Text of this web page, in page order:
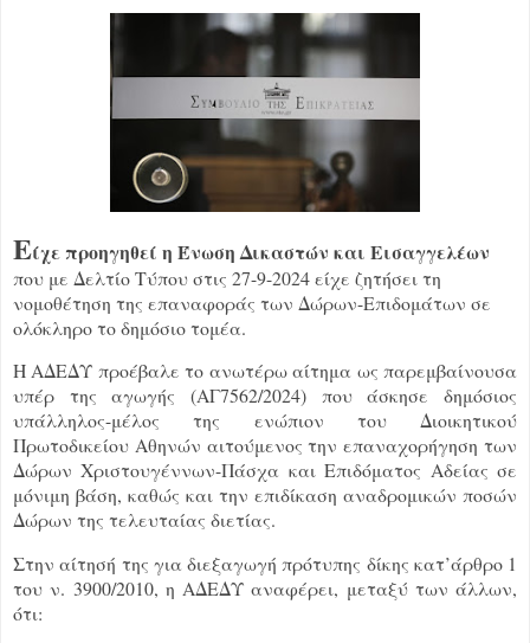
Είχε προηγηθεί η Ένωση Δικαστών και Εισαγγελέων
που με Δελτίο Τύπου στις 27-9-2024 είχε ζητήσει τη
νομοθέτηση της επαναφοράς των Δώρων-Επιδομάτων σε
ολόκληρο το δημόσιο τομέα.
Η ΑΔΕΔΥ προέβαλε το ανωτέρω αίτημα ως παρεμβαίνουσα
υπέρ της αγωγής (ΑΓ7562/2024) που άσκησε δημόσιος
υπάλληλος-μέλος της ενώπιον του Διοικητικού
Πρωτοδικείου Αθηνών αιτούμενος την επαναχορήγηση των
Δώρων Χριστουγέννων-Πάσχα και Επιδόματος Αδείας σε
μόνιμη βάση, καθώς και την επιδίκαση αναδρομικών ποσών
Δώρων της τελευταίας διετίας.
Στην αίτησή της για διεξαγωγή πρότυπης δίκης κατ’άρθρο 1
του ν. 3900/2010, η ΑΔΕΔΥ αναφέρει, μεταξύ των άλλων,
ότι: